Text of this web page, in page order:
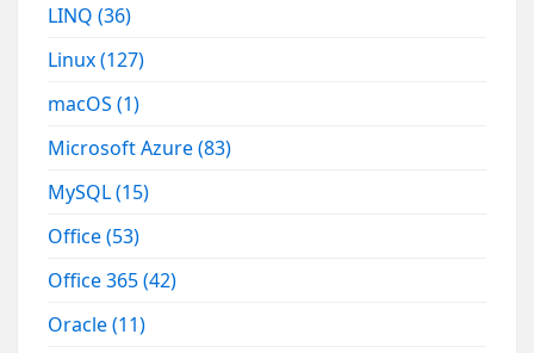
LINQ(36)
Linux(127)
macOS(1)
Microsoft Azure(83)
MySQL(15)
Office(53)
Office 365(42)
Oracle(11)